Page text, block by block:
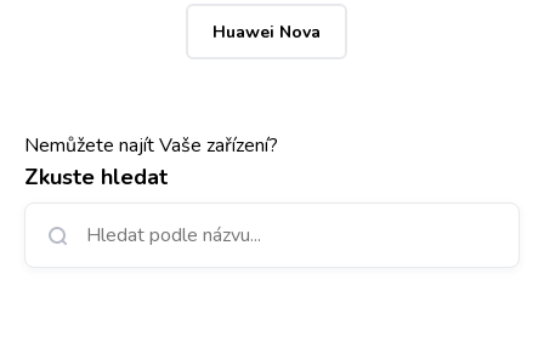
Huawei Nova
Nemůžete najít Vaše zařízení?
Zkuste hledat